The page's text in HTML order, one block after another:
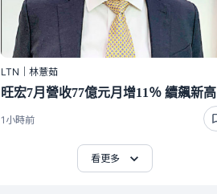
LTN｜林薏茹
旺宏7月營收77億元月增11％ 續飆新高
1小時前
看更多